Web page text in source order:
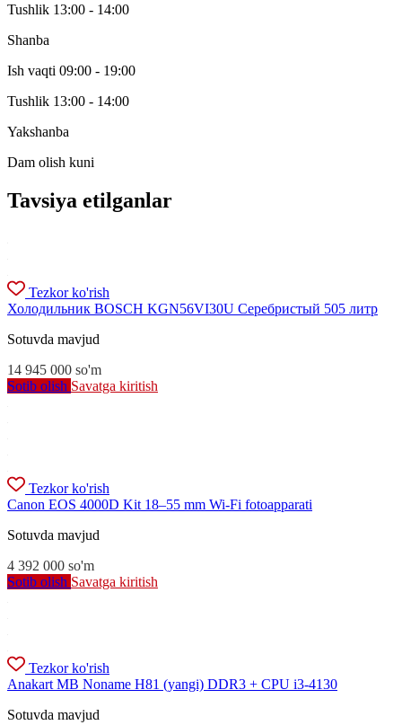
Tushlik 13:00 - 14:00
Shanba
Ish vaqti 09:00 - 19:00
Tushlik 13:00 - 14:00
Yakshanba
Dam olish kuni
Tavsiya etilganlar
Tezkor ko'rish
Холодильник BOSCH KGN56VI30U Серебристый 505 литр
Sotuvda mavjud
14 945 000 so'm
Sotib olish Savatga kiritish
Tezkor ko'rish
Canon EOS 4000D Kit 18–55 mm Wi-Fi fotoapparati
Sotuvda mavjud
4 392 000 so'm
Sotib olish Savatga kiritish
Tezkor ko'rish
Anakart MB Noname H81 (yangi) DDR3 + CPU i3-4130
Sotuvda mavjud